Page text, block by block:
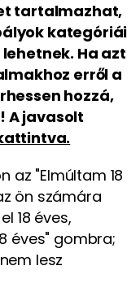
tartalmazhat,
kategóriái
Ha azt
erről a
hozzá,
A javasolt
az "Elmúltam 18
ön számára
18 éves,
éves" gombra;
lesz